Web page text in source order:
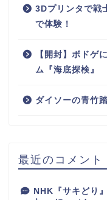
3Dプリンタで戦
で体験！
【開封】ボドゲ
ム『海底探検』
ダイソーの青竹
最近のコメント
NHK『サキどり